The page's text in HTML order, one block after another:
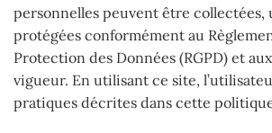
personnelles peuvent être collectées,
protégées conformément au
Protection des Données (RGPD) et
vigueur. En utilisant ce site,
pratiques décrites dans cette